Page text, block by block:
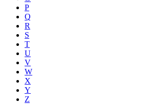
P
Q
R
S
T
U
V
W
X
Y
Z